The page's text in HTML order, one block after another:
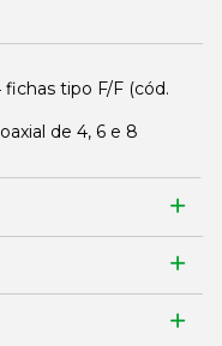
fichas tipo F/F (cód.
de 4, 6 e 8